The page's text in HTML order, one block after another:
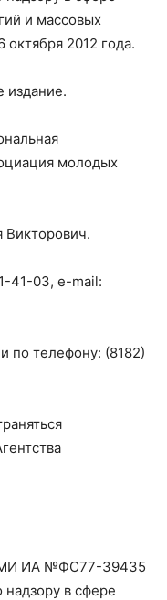
и массовых
2012 года.
издание.
молодых
Викторович.
41-03, e-mail:
по телефону: (8182)
ИА №ФС77-39435
в сфере